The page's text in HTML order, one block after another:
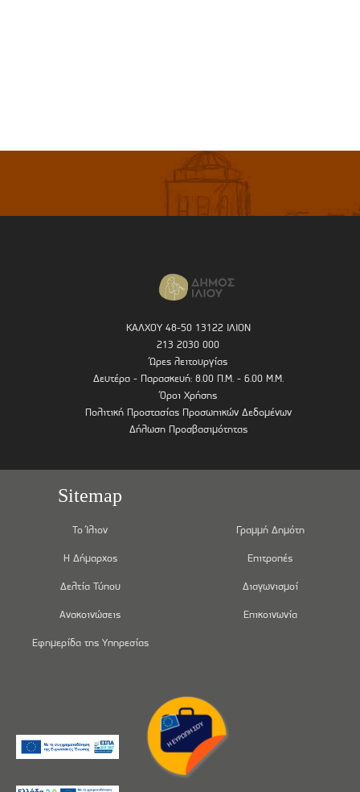
ΚΑΛΧΟΥ 48-50 13122 ΙΛΙΟΝ
213 2030 000
Ώρες λειτουργίας
Δευτέρα - Παρασκευή: 8.00 Π.Μ. - 6.00 Μ.Μ.
Όροι Χρήσης
Πολιτική Προστασίας Προσωπικών Δεδομένων
Δήλωση Προσβασιμότητας
Sitemap
Το Ίλιον
Η Δήμαρχος
Δελτία Τύπου
Ανακοινώσεις
Εφημερίδα της Υπηρεσίας
Γραμμή Δημότη
Επιτροπές
Διαγωνισμοί
Επικοινωνία